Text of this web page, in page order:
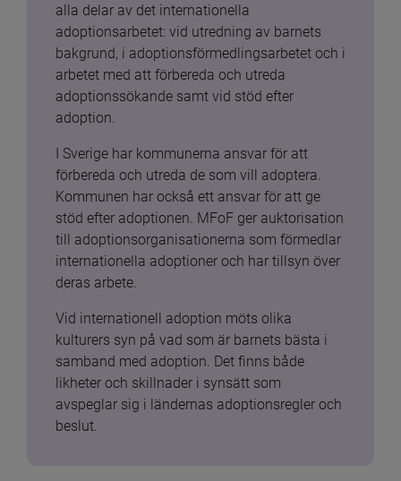
alla delar av det internationella
adoptionsarbetet: vid utredning av barnets
bakgrund, i adoptionsförmedlingsarbetet och i
arbetet med att förbereda och utreda
adoptionssökande samt vid stöd efter
adoption.
I Sverige har kommunerna ansvar för att
förbereda och utreda de som vill adoptera.
Kommunen har också ett ansvar för att ge
stöd efter adoptionen. MFoF ger auktorisation
till adoptionsorganisationerna som förmedlar
internationella adoptioner och har tillsyn över
deras arbete.
Vid internationell adoption möts olika
kulturers syn på vad som är barnets bästa i
samband med adoption. Det finns både
likheter och skillnader i synsätt som
avspeglar sig i ländernas adoptionsregler och
beslut.